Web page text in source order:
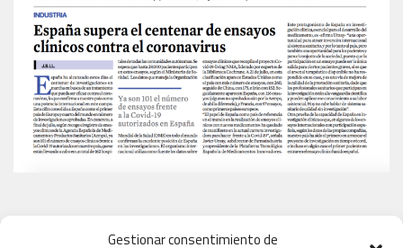
Gestionar consentimiento de